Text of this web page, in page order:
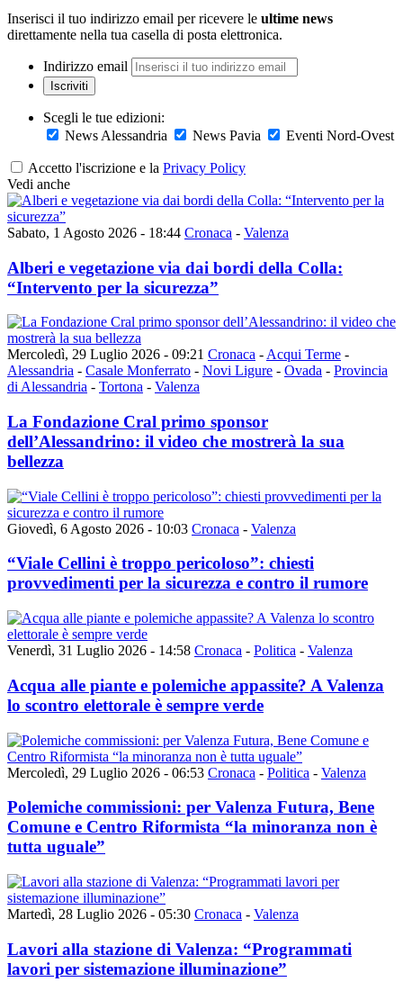
Inserisci il tuo indirizzo email per ricevere le ultime news
direttamente nella tua casella di posta elettronica.
Indirizzo email
Iscriviti
Scegli le tue edizioni:
News Alessandria
News Pavia Eventi Nord-Ovest
Accetto l'iscrizione e la Privacy Policy
Vedi anche
Sabato, 1 Agosto 2026 - 18:44 Cronaca - Valenza
Alberi e vegetazione via dai bordi della Colla:
“Intervento per la sicurezza”
Mercoledì, 29 Luglio 2026 - 09:21 Cronaca - Acqui Terme -
Alessandria - Casale Monferrato - Novi Ligure - Ovada - Provincia
di Alessandria - Tortona - Valenza
La Fondazione Cral primo sponsor
dell’Alessandrino: il video che mostrerà la sua
bellezza
Giovedì, 6 Agosto 2026 - 10:03 Cronaca - Valenza
“Viale Cellini è troppo pericoloso”: chiesti
provvedimenti per la sicurezza e contro il rumore
Venerdì, 31 Luglio 2026 - 14:58 Cronaca - Politica - Valenza
Acqua alle piante e polemiche appassite? A Valenza
lo scontro elettorale è sempre verde
Mercoledì, 29 Luglio 2026 - 06:53 Cronaca - Politica - Valenza
Polemiche commissioni: per Valenza Futura, Bene
Comune e Centro Riformista “la minoranza non è
tutta uguale”
Martedì, 28 Luglio 2026 - 05:30 Cronaca - Valenza
Lavori alla stazione di Valenza: “Programmati
lavori per sistemazione illuminazione”